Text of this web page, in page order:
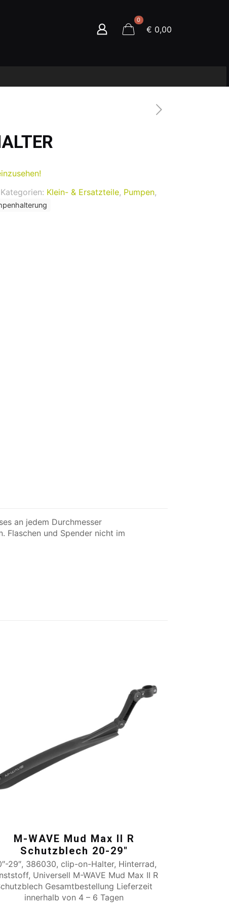
0
€ 0,00
Kategorien: Klein- & Ersatzteile, Pumpen,
an jedem Durchmesser
Flaschen und Spender nicht im
M-WAVE Mud Max II R
Schutzblech 20-29″
29″, 386030, clip-on-Halter, Hinterrad,
Universell M-WAVE Mud Max II R
Gesamtbestellung Lieferzeit
innerhalb von 4 – 6 Tagen